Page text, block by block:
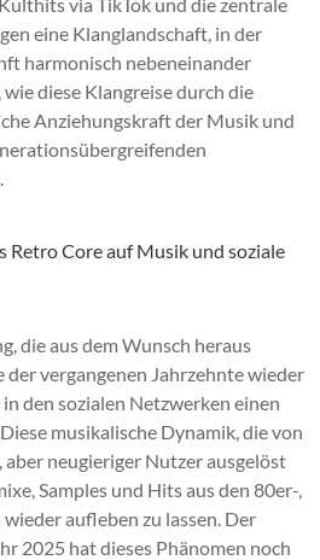
eine Klanglandschaft, in der
harmonisch nebeneinander
diese Klangreise durch die
Anziehungskraft der Musik und
Retro Core auf Musik und soziale
die aus dem Wunsch heraus
vergangenen Jahrzehnte wieder
den sozialen Netzwerken einen
musikalische Dynamik, die von
neugieriger Nutzer ausgelöst
Samples und Hits aus den 80er-,
aufleben zu lassen. Der
2025 hat dieses Phänomen noch